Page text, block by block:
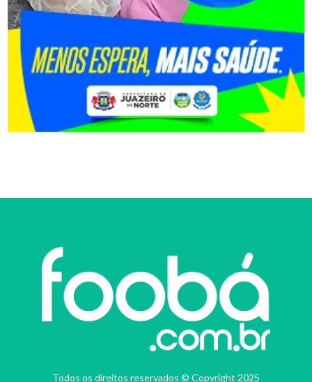
Todos os direitos reservados © Copyright 2025